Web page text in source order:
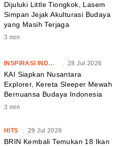
Dijuluki Little Tiongkok, Lasem
Simpan Jejak Akulturasi Budaya
yang Masih Terjaga
3 min
INSPIRASI INDONESIA . 28 Jul 2026
KAI Siapkan Nusantara
Explorer, Kereta Sleeper Mewah
Bernuansa Budaya Indonesia
3 min
HITS 29 Jul 2026
BRIN Kembali Temukan 18 Ikan